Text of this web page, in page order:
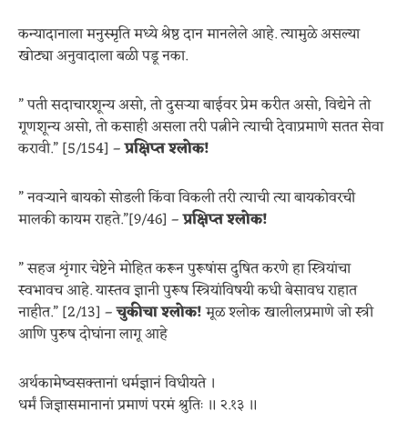
कन्यादानाला मनुस्मृति मध्ये श्रेष्ठ दान मानलेले आहे. त्यामुळे असल्या
खोट्या अनुवादाला बळी पडू नका.
” पती सदाचारशून्य असो, तो दुसर्‍या बाईवर प्रेम करीत असो, विद्येने तो
गूणशून्य असो, तो कसाही असला तरी पत्नीने त्याची देवाप्रमाणे सतत सेवा
करावी.” [5/154] –प्रक्षिप्त श्लोक!
” नवर्‍याने बायको सोडली किंवा विकली तरी त्याची त्या बायकोवरची
मालकी कायम राहते.”[9/46] –प्रक्षिप्त श्लोक!
” सहज शृंगार चेष्टेने मोहित करून पुरूषांस दुषित करणे हा स्त्रियांचा
स्वभावच आहे. यास्तव ज्ञानी पुरूष स्त्रियांविषयी कधी बेसावध राहात
नाहीत.” [2/13] –चुकीचा श्लोक!मूळ श्लोक खालीलप्रमाणे जो स्त्री
आणि पुरुष दोघांना लागू आहे
अर्थकामेष्वसक्तानां धर्मज्ञानं विधीयते ।
धर्मं जिज्ञासमानानां प्रमाणं परमं श्रुतिः ॥ २.१३ ॥